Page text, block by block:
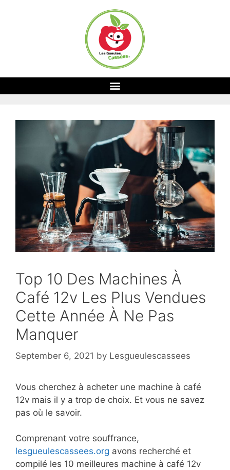
Top 10 Des Machines À
Café 12v Les Plus Vendues
Cette Année À Ne Pas
Manquer
September 6, 2021 by Lesgueulescassees
Vous cherchez à acheter une machine à café
12v mais il y a trop de choix. Et vous ne savez
pas où le savoir.
Comprenant votre souffrance,
lesgueulescassees.org avons recherché et
compilé les 10 meilleures machine à café 12v